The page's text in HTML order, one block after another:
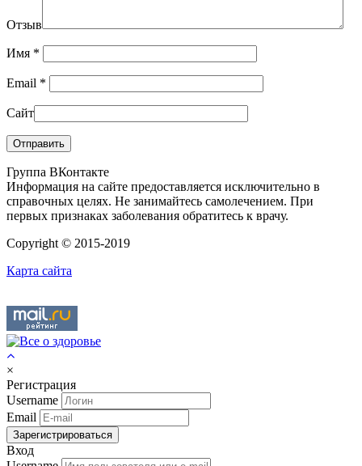
Отзыв
Имя *
Email *
Сайт
Группа ВКонтакте
Информация на сайте предоставляется исключительно в
справочных целях. Не занимайтесь самолечением. При
первых признаках заболевания обратитесь к врачу.
Copyright © 2015-2019
Карта сайта
×
Регистрация
Username
Email
Зарегистрироваться
Вход